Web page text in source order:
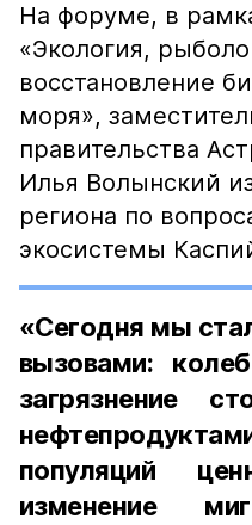
На форуме, в
«Экология,
восстановление
моря»,
правительства
Илья Волынский
региона по
экосистемы
«Сегодня мы
вызовами:
загрязнение
популяций
изменение